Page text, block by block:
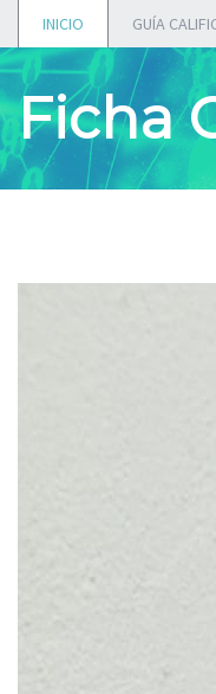
INICIO GUÍA
Ficha